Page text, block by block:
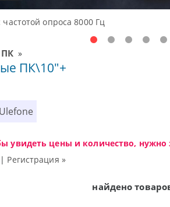
частотой опроса 8000 Гц
»
ПК\10"+
Ulefone
увидеть цены и количество, нужно
| Регистрация »
найдено